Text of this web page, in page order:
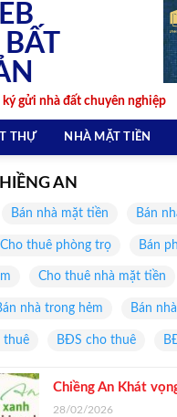
gửi nhà đất chuyên nghiệp
THỰ NHÀ MẶT TIỀN
AN
Bán nhà mặt tiền Bán
Cho thuê phòng trọ Bán
Cho thuê nhà mặt tiền
nhà trong hẻm Bán
thuê BĐS cho thuê
Chiềng An Khát
28/02/2026